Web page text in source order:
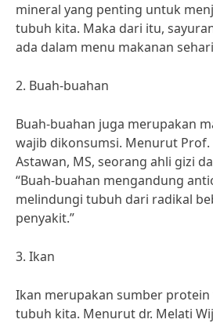
mineral yang penting untuk
tubuh kita. Maka dari itu,
ada dalam menu makanan
2. Buah-buahan
Buah-buahan juga merupakan
wajib dikonsumsi. Menurut Prof.
Astawan, MS, seorang ahli gizi
“Buah-buahan mengandung
melindungi tubuh dari radikal
penyakit.”
3. Ikan
Ikan merupakan sumber
tubuh kita. Menurut dr. Melati